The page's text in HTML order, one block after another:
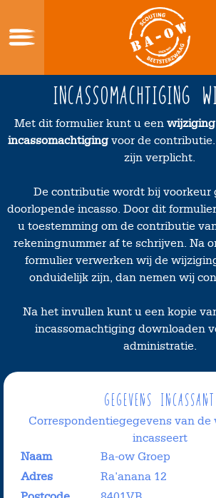
content
Home
Wie zijn wij
Wat doe je bij scouting?
Verhuur
Sociale Veiligheid
Contact
Incassomachtiging
Met dit formulier kunt u een
incassomachtiging voor de
zijn verplicht.
De contributie wordt bij voorkeur
doorlopende incasso. Door dit
u toestemming om de contributie
rekeningnummer af te schrijven. Na
formulier verwerken wij de
onduidelijk zijn, dan nemen wij
Na het invullen kunt u een kopie
incassomachtiging downloaden
administratie.
Gegevens incassant
Correspondentiegegevens van de
incasseert
Naam
Ba-ow Groep
Adres
Ra'anana 12